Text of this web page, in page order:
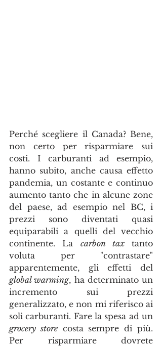
Perché scegliere il Canada? Bene,
non certo per risparmiare sui
costi. I carburanti ad esempio,
hanno subito, anche causa effetto
pandemia, un costante e continuo
aumento tanto che in alcune zone
del paese, ad esempio nel BC, i
prezzi sono diventati quasi
equiparabili a quelli del vecchio
continente. La carbon tax tanto
voluta per "contrastare"
global warming, ha determinato un
incremento sui prezzi
generalizzato, e non mi riferisco ai
grocery store costa sempre di più.
Per risparmiare dovrete